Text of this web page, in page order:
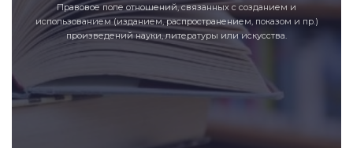
Правовое поле отношений, связанных с созданием и
использованием (изданием, распространением, показом и пр.)
произведений науки, литературы или искусства.